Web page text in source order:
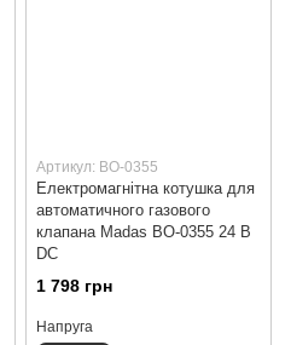
Артикул: ВО-0355
Електромагнітна котушка для
автоматичного газового
клапана Madas ВО-0355 24 В
DС
1 798 грн
Напруга